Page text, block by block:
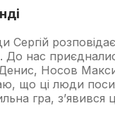
Сергій
нас
Носов
що ці люди
гра, з’явився